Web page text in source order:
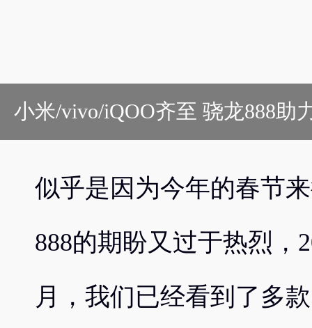
小米/vivo/iQOO齐至 骁龙888助
似乎是因为今年的春节
888的期盼又过于热烈，
月，我们已经看到了多